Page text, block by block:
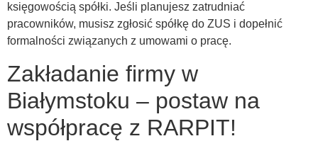
księgowością spółki. Jeśli planujesz zatrudniać
pracowników, musisz zgłosić spółkę do ZUS i dopełnić
formalności związanych z umowami o pracę.
Zakładanie firmy w
Białymstoku – postaw na
współpracę z RARPIT!